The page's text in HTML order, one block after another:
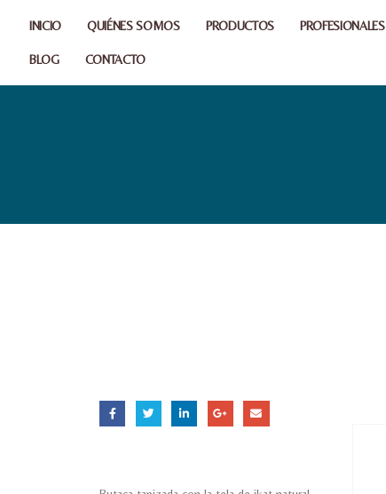
INICIO QUIÉNES SOMOS PRODUCTOS PROFESIONALES
BLOG CONTACTO